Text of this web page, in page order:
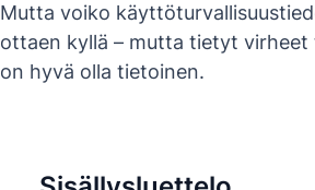
Mutta voiko
ottaen kyllä – mutta tietyt
on hyvä olla tietoinen.